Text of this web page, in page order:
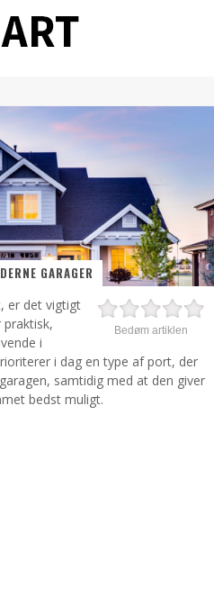
GARAGER
Bedøm artiklen
er det vigtigt
praktisk,
i
i dag en type af port, der
samtidig med at den giver
bedst muligt.